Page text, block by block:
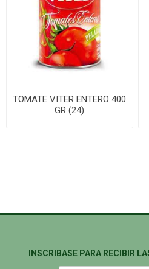
TOMATE VITER ENTERO 400
GR (24)
INSCRIBASE PARA RECIBIR